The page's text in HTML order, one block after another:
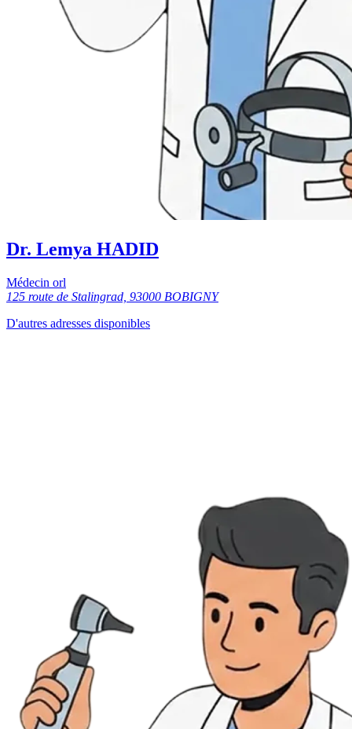
Dr. Lemya HADID
Médecin orl
125 route de Stalingrad, 93000 BOBIGNY
D'autres adresses disponibles